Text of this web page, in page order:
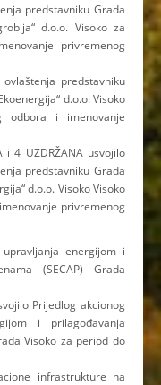
predstavniku Grada
d.o.o. Visoko za
privremenog
predstavniku
d.o.o. Visoko
odbora i imenovanje
4 UZDRŽANA usvojilo
predstavniku Grada
d.o.o. Visoko Visoko
privremenog
energijom i
(SECAP) Grada
Prijedlog akcionog
i prilagođavanja
Visoko za period do
infrastrukture na